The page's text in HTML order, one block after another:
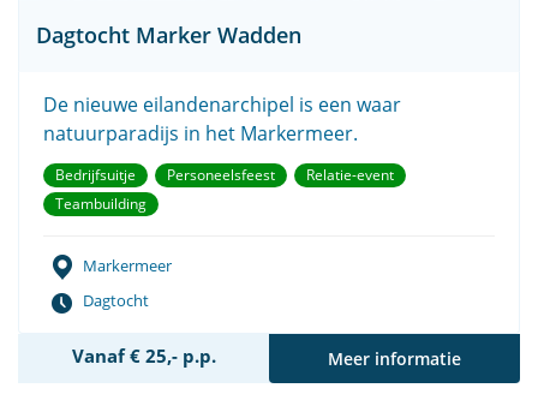
Dagtocht Marker Wadden
De nieuwe eilandenarchipel is een waar
natuurparadijs in het Markermeer.
Bedrijfsuitje Personeelsfeest
Relatie-event
Teambuilding
Markermeer
Dagtocht
Vanaf € 25,- p.p. Meer informatie